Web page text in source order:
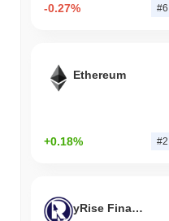
-0.27% #6
Ethereum
+0.18% #2
yRise Finance